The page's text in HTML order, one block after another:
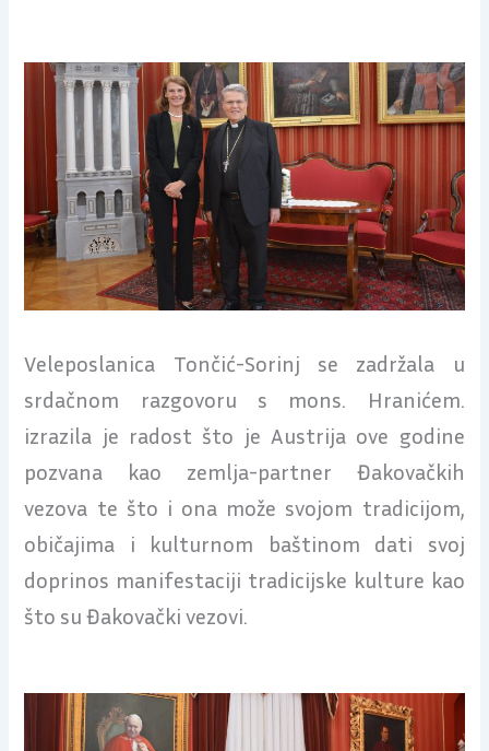
Veleposlanica Tončić-Sorinj se zadržala u
srdačnom razgovoru s mons. Hranićem.
izrazila je radost što je Austrija ove godine
pozvana kao zemlja-partner Đakovačkih
vezova te što i ona može svojom tradicijom,
običajima i kulturnom baštinom dati svoj
doprinos manifestaciji tradicijske kulture kao
što su Đakovački vezovi.